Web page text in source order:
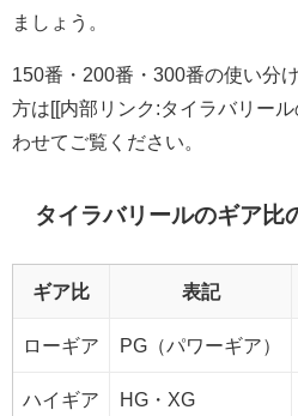
ましょう。
150番・200番・300番の使い分
方は[[内部リンク:タイラバリー
わせてご覧ください。
タイラバリールのギア比
ギア比 表記
ローギア PG（パワーギア）
ハイギア HG・XG